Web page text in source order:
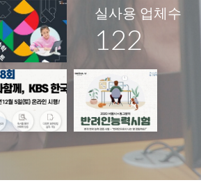
실사용 업체수
122